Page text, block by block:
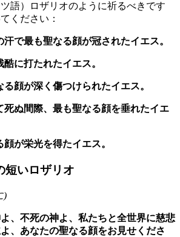
語）ロザリオのように祈るべきです
ください：
汗で最も聖なる顔が冠されたイエス。
に打たれたイエス。
顔が深く傷つけられたイエス。
死ぬ間際、最も聖なる顔を垂れたイエ
が栄光を得たイエス。
短いロザリオ
)
、不死の神よ、私たちと全世界に慈悲
、あなたの聖なる顔をお見せくださ